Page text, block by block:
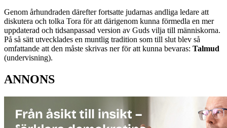
Genom århundraden därefter fortsatte judarnas andliga ledare att
diskutera och tolka Tora för att därigenom kunna förmedla en mer
uppdaterad och tidsanpassad version av Guds vilja till människorna.
På så sätt utvecklades en muntlig tradition som till slut blev så
omfattande att den måste skrivas ner för att kunna bevaras: Talmud
(undervisning).
ANNONS